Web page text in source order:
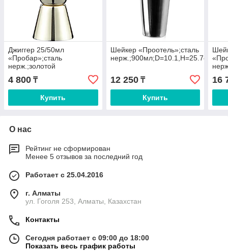
Джиггер 25/50мл
«Пробар»;сталь
нерж.;золотой
4 800 ₸
Купить
Шейкер «Проотель»;сталь
12 250₸
Купить
16
О нас
Рейтинг не сформирован
Менее 5 отзывов за последний год
Работает с 25.04.2016
г. Алматы
ул. Гоголя 253, Алматы, Казахстан
Контакты
Сегодня работает с 09:00 до 18:00
Показать весь график работы